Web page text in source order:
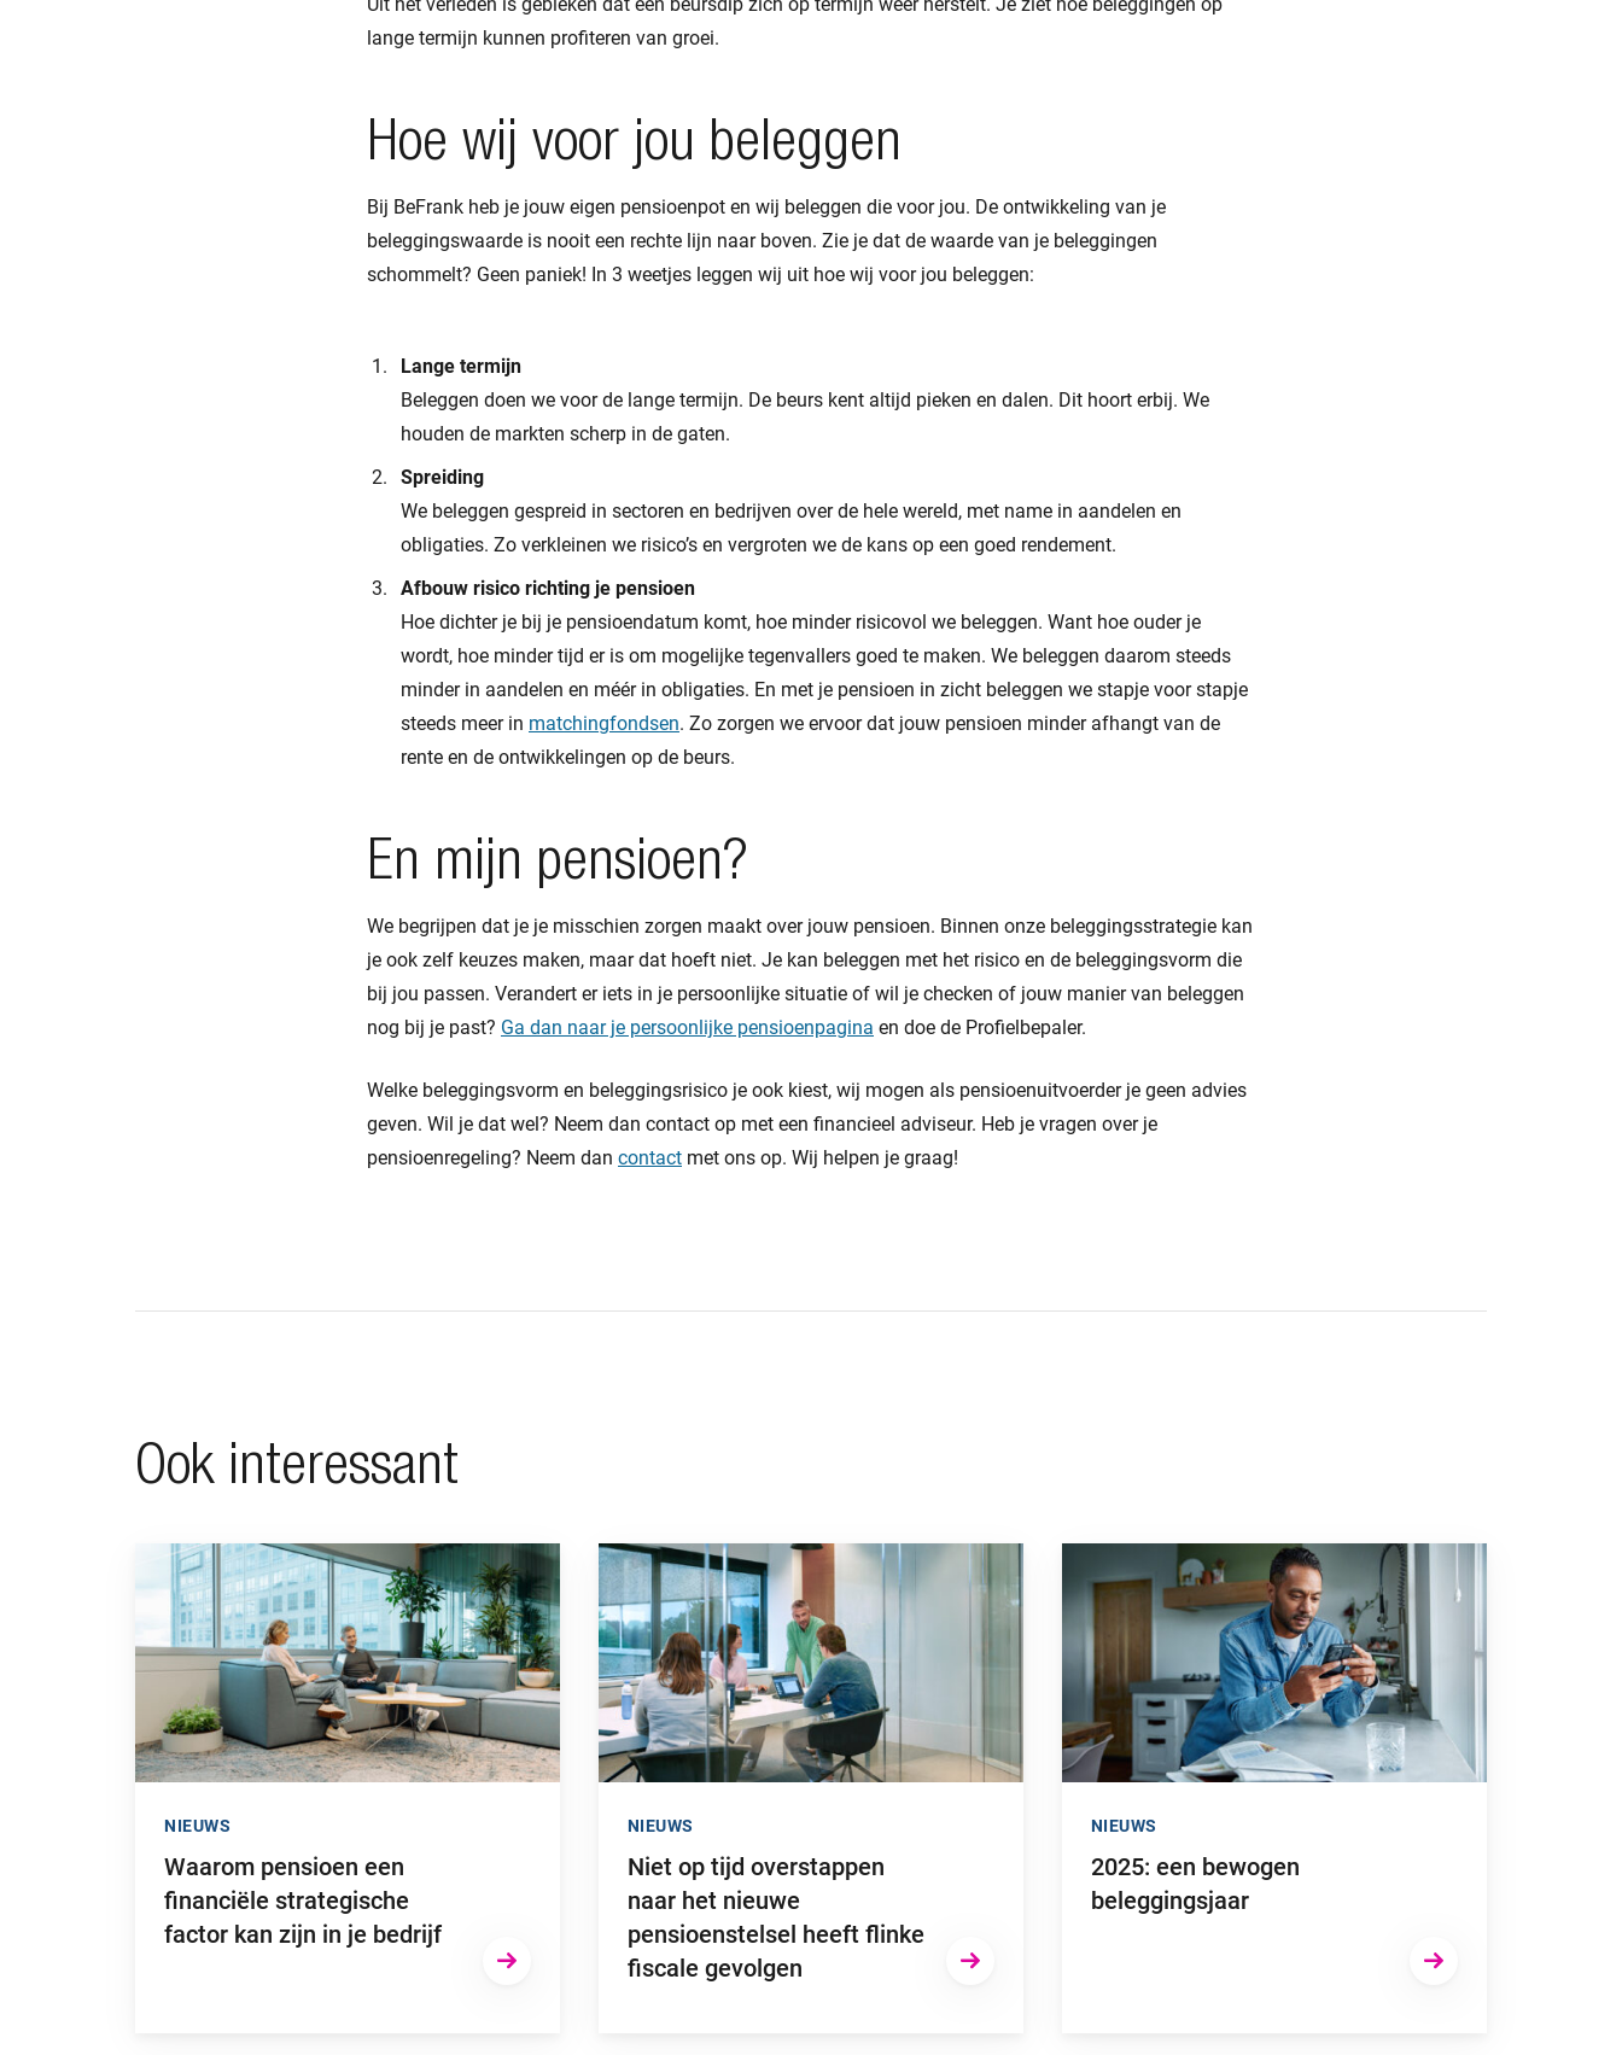
lange termijn kunnen profiteren van groei.
Hoe wij voor jou beleggen
Bij BeFrank heb je jouw eigen pensioenpot en wij beleggen die voor jou. De ontwikkeling van je
beleggingswaarde is nooit een rechte lijn naar boven. Zie je dat de waarde van je beleggingen
schommelt? Geen paniek! In 3 weetjes leggen wij uit hoe wij voor jou beleggen:
Lange termijn
Beleggen doen we voor de lange termijn. De beurs kent altijd pieken en dalen. Dit hoort erbij. We
houden de markten scherp in de gaten.
Spreiding
We beleggen gespreid in sectoren en bedrijven over de hele wereld, met name in aandelen en
obligaties. Zo verkleinen we risico’s en vergroten we de kans op een goed rendement.
Afbouw risico richting je pensioen
Hoe dichter je bij je pensioendatum komt, hoe minder risicovol we beleggen. Want hoe ouder je
wordt, hoe minder tijd er is om mogelijke tegenvallers goed te maken. We beleggen daarom steeds
minder in aandelen en méér in obligaties. En met je pensioen in zicht beleggen we stapje voor stapje
steeds meer in matchingfondsen. Zo zorgen we ervoor dat jouw pensioen minder afhangt van de
rente en de ontwikkelingen op de beurs.
En mijn pensioen?
We begrijpen dat je je misschien zorgen maakt over jouw pensioen. Binnen onze beleggingsstrategie kan
je ook zelf keuzes maken, maar dat hoeft niet. Je kan beleggen met het risico en de beleggingsvorm die
bij jou passen. Verandert er iets in je persoonlijke situatie of wil je checken of jouw manier van beleggen
nog bij je past? Ga dan naar je persoonlijke pensioenpagina en doe de Profielbepaler.
Welke beleggingsvorm en beleggingsrisico je ook kiest, wij mogen als pensioenuitvoerder je geen advies
geven. Wil je dat wel? Neem dan contact op met een financieel adviseur. Heb je vragen over je
pensioenregeling? Neem dan contact met ons op. Wij helpen je graag!
Ook interessant
Ga naar “Waarom pensioen een financiële strategische factor kan zijn in je bedrijf”
Waarom pensioen een
financiële strategische
factor kan zijn in je bedrijf
NIEUWS
Ga naar “Niet op tijd overstappen naar het nieuwe pensioenstelsel heeft flinke fiscale gevolgen”
Niet op tijd overstappen
naar het nieuwe
pensioenstelsel heeft flinke
fiscale gevolgen
NIEUWS
Ga naar “2025: een bewogen beleggingsjaar”
2025: een bewogen
beleggingsjaar
NIEUWS